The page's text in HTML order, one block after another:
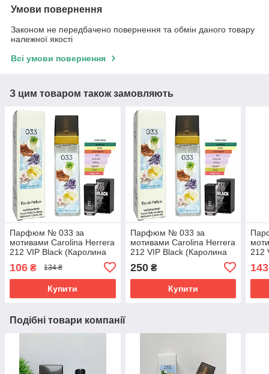
Умови повернення
Законом не передбачено повернення та обмін даного товару
належної якості
Всі умови повернення
З цим товаром також замовляють
Парфюм № 033 за
мотивами Carolina Herrera
212 VIP Black (Каролина
Еррера 212 ВІП Блек) 40
мл. ОПТ
106 ₴ 134 ₴
Купити
Парфюм № 033 за
мотивами Carolina Herrera
212 VIP Black (Каролина
Еррера 212 ВІП Блек) 40
мл
250₴
Купити
212
143
Подібні товари компанії